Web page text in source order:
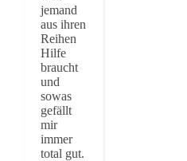
jemand
aus ihren
Reihen
Hilfe
braucht
und
sowas
gefällt
mir
immer
total gut.